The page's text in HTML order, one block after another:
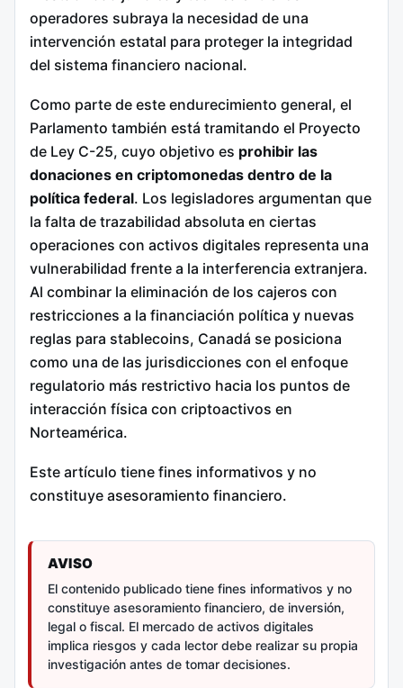
operadores subraya la necesidad de una
intervención estatal para proteger la integridad
del sistema financiero nacional.
Como parte de este endurecimiento general, el
Parlamento también está tramitando el Proyecto
de Ley C-25, cuyo objetivo es prohibir las
donaciones en criptomonedas dentro de la
política federal. Los legisladores argumentan que
la falta de trazabilidad absoluta en ciertas
operaciones con activos digitales representa una
vulnerabilidad frente a la interferencia extranjera.
Al combinar la eliminación de los cajeros con
restricciones a la financiación política y nuevas
reglas para stablecoins, Canadá se posiciona
como una de las jurisdicciones con el enfoque
regulatorio más restrictivo hacia los puntos de
interacción física con criptoactivos en
Norteamérica.
Este artículo tiene fines informativos y no
constituye asesoramiento financiero.
AVISO
El contenido publicado tiene fines informativos y no
constituye asesoramiento financiero, de inversión,
legal o fiscal. El mercado de activos digitales
implica riesgos y cada lector debe realizar su propia
investigación antes de tomar decisiones.